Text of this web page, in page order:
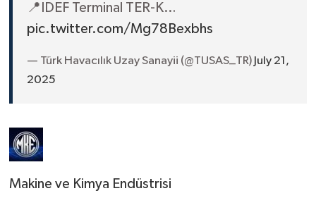
📍IDEF Terminal TER-K…
pic.twitter.com/Mg78Bexbhs
— Türk Havacılık Uzay Sanayii (@TUSAS_TR) July 21,
2025
Makine ve Kimya Endüstrisi